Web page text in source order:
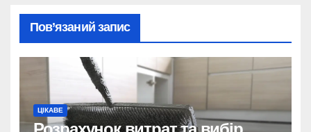
Пов’язаний запис
ЦІКАВЕ